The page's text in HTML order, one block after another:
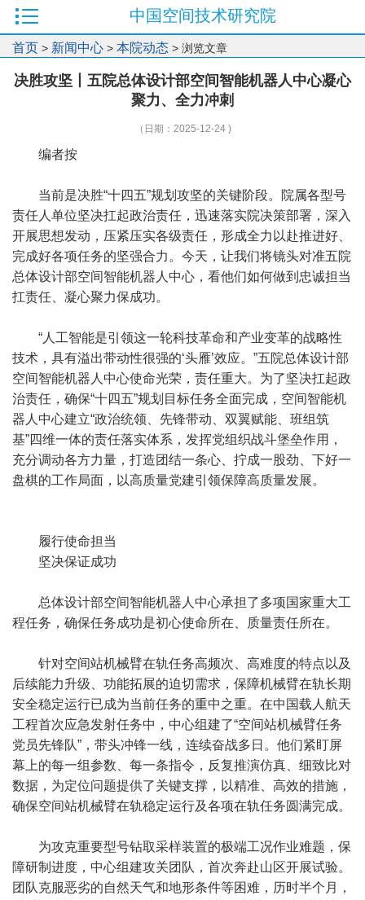
中国空间技术研究院
首页 > 新闻中心 > 本院动态 > 浏览文章
决胜攻坚丨五院总体设计部空间智能机器人中心凝心
聚力、全力冲刺
（日期：2025-12-24 )
编者按
当前是决胜“十四五”规划攻坚的关键阶段。院属各型号
责任人单位坚决扛起政治责任，迅速落实院决策部署，深入
开展思想发动，压紧压实各级责任，形成全力以赴推进好、
完成好各项任务的坚强合力。今天，让我们将镜头对准五院
总体设计部空间智能机器人中心，看他们如何做到忠诚担当
扛责任、凝心聚力保成功。
“人工智能是引领这一轮科技革命和产业变革的战略性
技术，具有溢出带动性很强的‘头雁’效应。”五院总体设计部
空间智能机器人中心使命光荣，责任重大。为了坚决扛起政
治责任，确保“十四五”规划目标任务全面完成，空间智能机
器人中心建立“政治统领、先锋带动、双翼赋能、班组筑
基”四维一体的责任落实体系，发挥党组织战斗堡垒作用，
充分调动各方力量，打造团结一条心、拧成一股劲、下好一
盘棋的工作局面，以高质量党建引领保障高质量发展。
履行使命担当
坚决保证成功
总体设计部空间智能机器人中心承担了多项国家重大工
程任务，确保任务成功是初心使命所在、质量责任所在。
针对空间站机械臂在轨任务高频次、高难度的特点以及
后续能力升级、功能拓展的迫切需求，保障机械臂在轨长期
安全稳定运行已成为当前任务的重中之重。在中国载人航天
工程首次应急发射任务中，中心组建了“空间站机械臂任务
党员先锋队”，带头冲锋一线，连续奋战多日。他们紧盯屏
幕上的每一组参数、每一条指令，反复推演仿真、细致比对
数据，为定位问题提供了关键支撑，以精准、高效的措施，
确保空间站机械臂在轨稳定运行及各项在轨任务圆满完成。
为攻克重要型号钻取采样装置的极端工况作业难题，保
障研制进度，中心组建攻关团队，首次奔赴山区开展试验。
团队克服恶劣的自然天气和地形条件等困难，历时半个月，